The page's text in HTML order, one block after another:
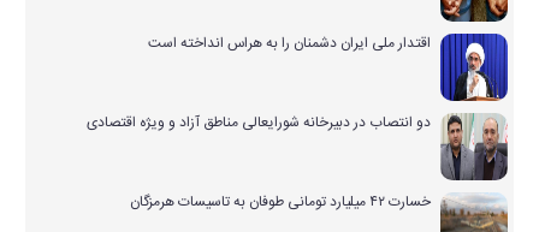
اقتدار ملی ایران دشمنان را به هراس انداخته است
دو انتصاب در دبیرخانه شورایعالی مناطق آزاد و ویژه اقتصادی
خسارت ۴۲ میلیارد تومانی طوفان به تاسیسات هرمزگان